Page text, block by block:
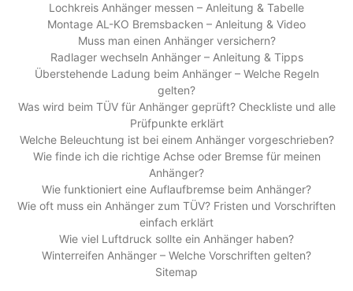
Lochkreis Anhänger messen – Anleitung & Tabelle
Montage AL-KO Bremsbacken – Anleitung & Video
Muss man einen Anhänger versichern?
Radlager wechseln Anhänger – Anleitung & Tipps
Überstehende Ladung beim Anhänger – Welche Regeln
gelten?
Was wird beim TÜV für Anhänger geprüft? Checkliste und alle
Prüfpunkte erklärt
Welche Beleuchtung ist bei einem Anhänger vorgeschrieben?
Wie finde ich die richtige Achse oder Bremse für meinen
Anhänger?
Wie funktioniert eine Auflaufbremse beim Anhänger?
Wie oft muss ein Anhänger zum TÜV? Fristen und Vorschriften
einfach erklärt
Wie viel Luftdruck sollte ein Anhänger haben?
Winterreifen Anhänger – Welche Vorschriften gelten?
Sitemap